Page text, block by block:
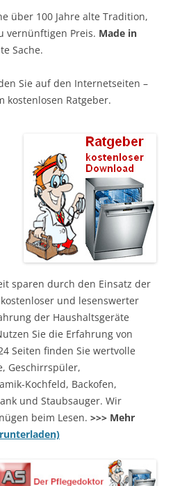
über 100 Jahre alte Tradition,
vernünftigen Preis. Made in
Sache.
Sie auf den Internetseiten –
kostenlosen Ratgeber.
sparen durch den Einsatz der
und lesenswerter
der Haushaltsgeräte
Sie die Erfahrung von
Seiten finden Sie wertvolle
Geschirrspüler,
Kochfeld, Backofen,
und Staubsauger. Wir
beim Lesen. >>> Mehr